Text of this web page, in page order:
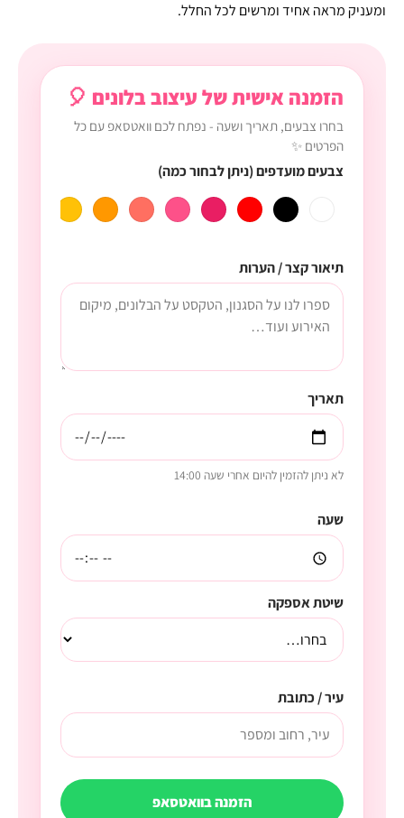
ומעניק מראה אחיד ומרשים לכל החלל.
הזמנה אישית של עיצוב בלונים 🎈
בחרו צבעים, תאריך ושעה - נפתח לכם וואטסאפ עם כל
הפרטים ✨
צבעים מועדפים (ניתן לבחור כמה)
תיאור קצר / הערות
תאריך
לא ניתן להזמין להיום אחרי שעה 14:00
שעה
שיטת אספקה
עיר / כתובת
הזמנה בוואטסאפ